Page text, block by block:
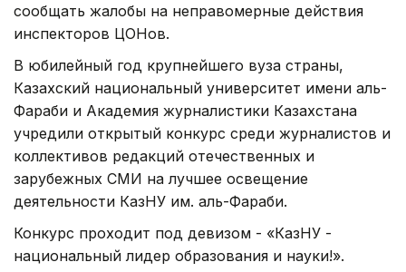
сообщать жалобы на неправомерные действия
инспекторов ЦОНов.
В юбилейный год крупнейшего вуза страны,
Казахский национальный университет имени аль-
Фараби и Академия журналистики Казахстана
учредили открытый конкурс среди журналистов и
коллективов редакций отечественных и
зарубежных СМИ на лучшее освещение
деятельности КазНУ им. аль-Фараби.
Конкурс проходит под девизом - «КазНУ -
национальный лидер образования и науки!».